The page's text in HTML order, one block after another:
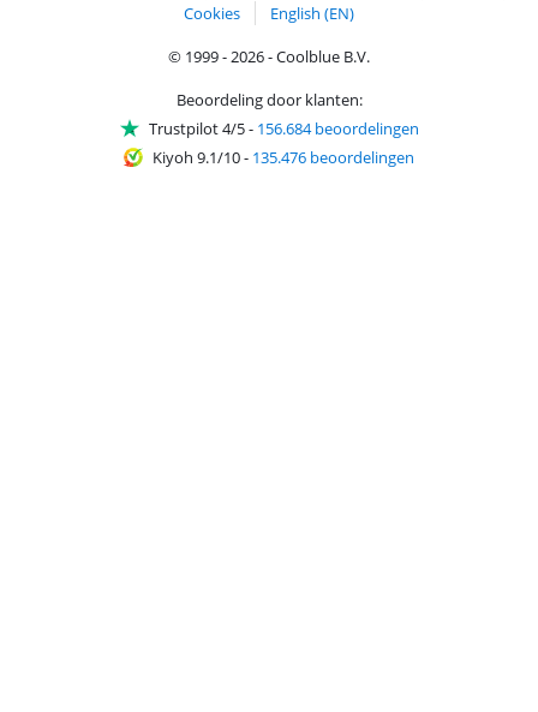
Cookies
English (EN)
© 1999 - 2026 - Coolblue B.V.
Beoordeling door klanten:
Trustpilot 4/5- 156.684 beoordelingen
Kiyoh 9.1/10- 135.476 beoordelingen